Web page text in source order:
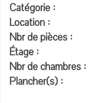
Catégorie :
Location :
Nbr de pièces :
Étage :
Nbr de chambres :
Plancher(s) :